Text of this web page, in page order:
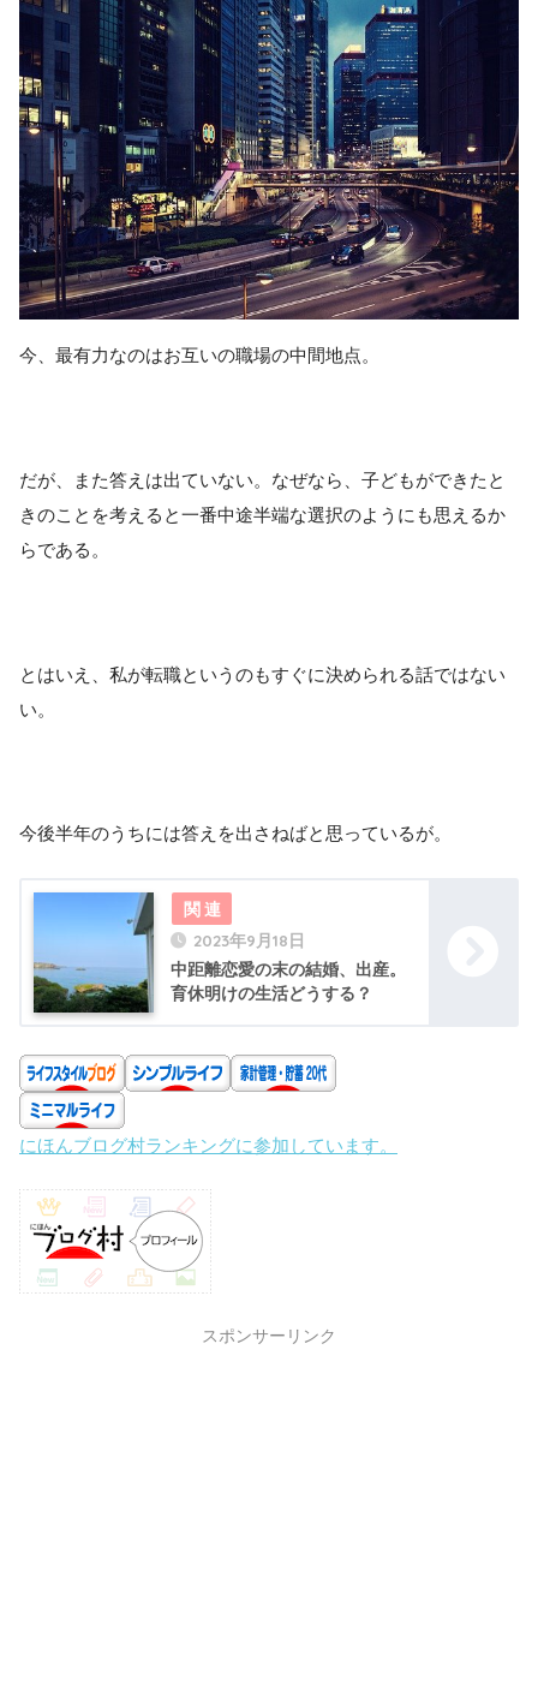
今、最有力なのはお互いの職場の中間地点。
だが、また答えは出ていない。なぜなら、子どもができたと
きのことを考えると一番中途半端な選択のようにも思えるか
らである。
とはいえ、私が転職というのもすぐに決められる話ではない
い。
今後半年のうちには答えを出さねばと思っているが。
2023年9月18日
中距離恋愛の末の結婚、出産。
育休明けの生活どうする？
にほんブログ村ランキングに参加しています。
スポンサーリンク